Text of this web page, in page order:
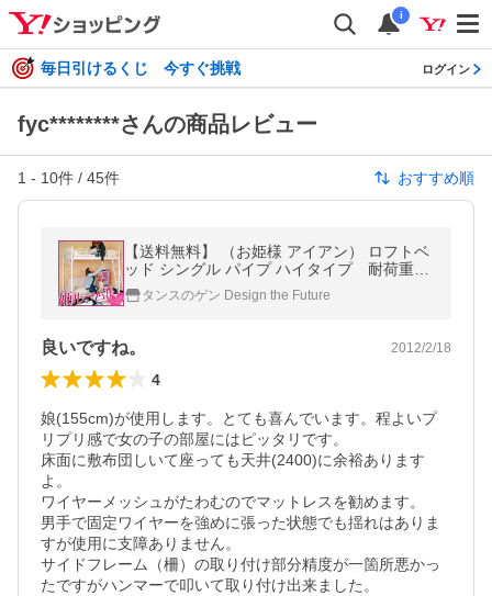
i
毎日引けるくじ 今すぐ挑戦 ログイン
fyc********さんの商品レビュー
1 - 10件 / 45件 おすすめ順
【送料無料】 （お姫様 アイアン） ロフトベ
ッド シングル パイプ ハイタイプ 耐荷重10
0kgタンスのゲン Design the Future
良いですね。 2012/2/18
4
娘(155cm)が使用します。とても喜んでいます。程よいプ
リプリ感で女の子の部屋にはピッタリです。
床面に敷布団しいて座っても天井(2400)に余裕あります
よ。
ワイヤーメッシュがたわむのでマットレスを勧めます。
男手で固定ワイヤーを強めに張った状態でも揺れはありま
すが使用に支障ありません。
サイドフレーム（柵）の取り付け部分精度が一箇所悪かっ
たですがハンマーで叩いて取り付け出来ました。